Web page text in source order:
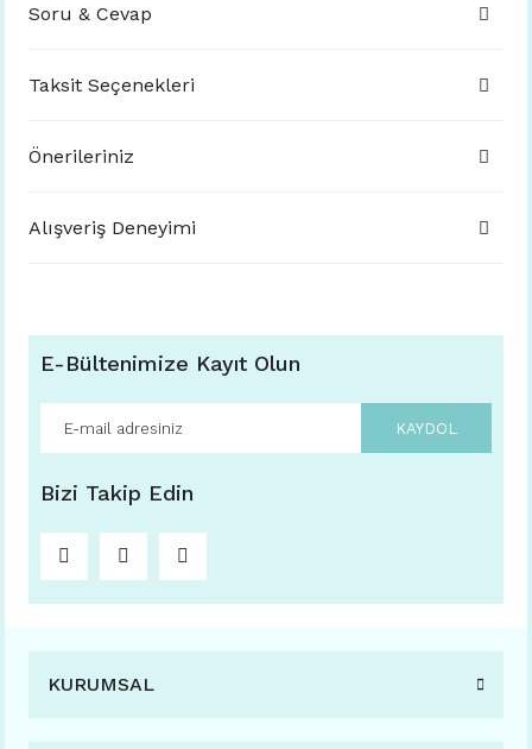
Soru & Cevap
Taksit Seçenekleri
Önerileriniz
Alışveriş Deneyimi
E-Bültenimize Kayıt Olun
KAYDOL
Bizi Takip Edin
KURUMSAL